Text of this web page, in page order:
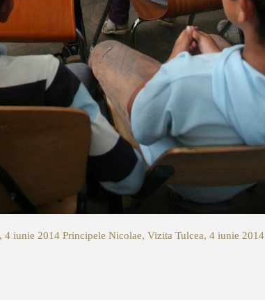
4 iunie 2014 Principele Nicolae, Vizita Tulcea, 4 iunie 2014